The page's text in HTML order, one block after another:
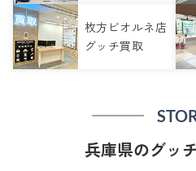
枚方ビオルネ店
グッチ買取
兵庫県のグッ